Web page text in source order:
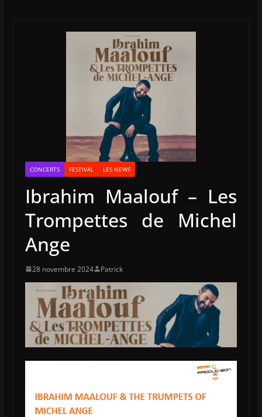
CONCERTS FESTIVAL LES NEWS
Ibrahim Maalouf – Les
Trompettes de Michel
Ange
28 novembre 2024 Patrick